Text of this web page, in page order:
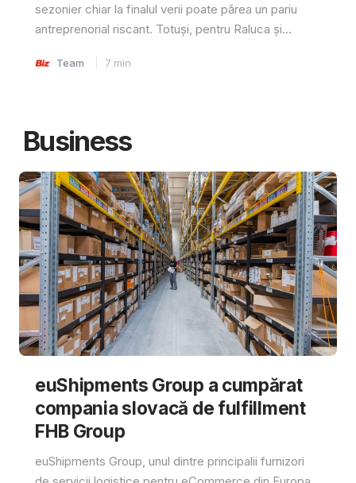
sezonier chiar la finalul verii poate părea un pariu
antreprenorial riscant. Totuși, pentru Raluca și...
Team 7 min
Business
euShipments Group a cumpărat
compania slovacă de fulfillment
FHB Group
euShipments Group, unul dintre principalii furnizori